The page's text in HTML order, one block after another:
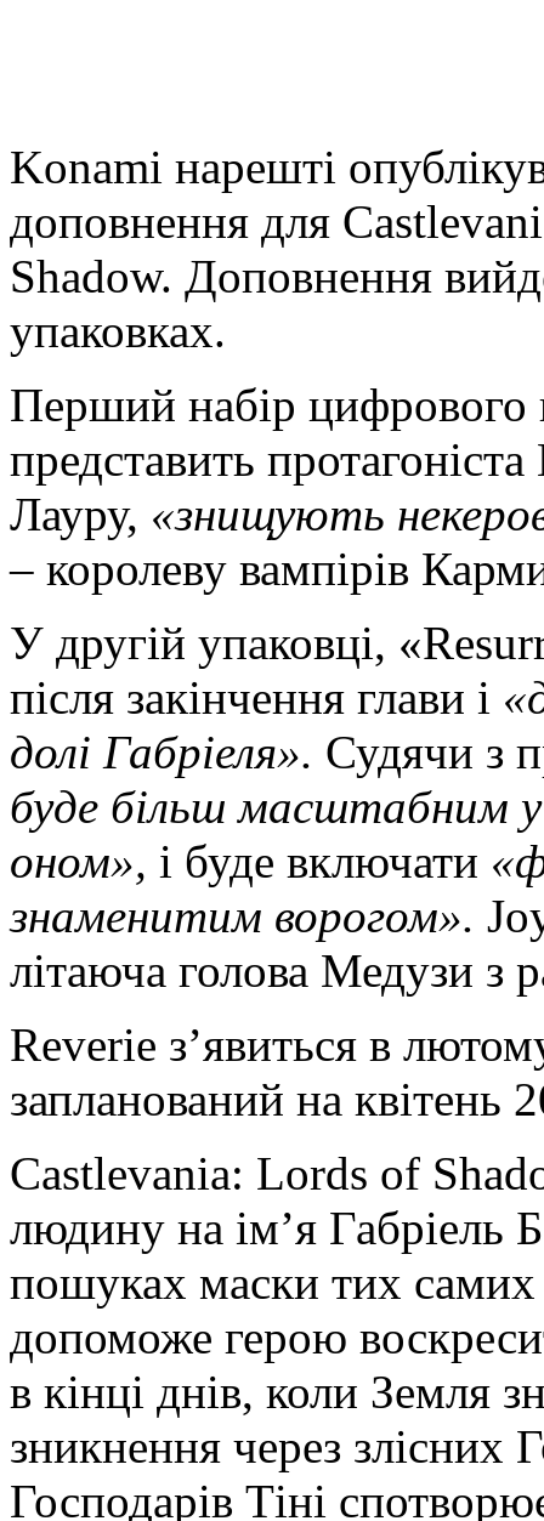
Konami нарешті
доповнення для
Shadow. Доповнення
упаковках.
Перший набір цифрового
представить
Лауру, «знищують
– королеву вампірів
У другій упаковці,
після закінчення глави і
долі Габріеля». Судячи з
буде більш масштабним
оном», і буде включати
знаменитим ворогом».
літаюча голова Медузи з
Reverie з’явиться в
запланований на квітень
Castlevania: Lords of
людину на ім’я Габріель
пошуках маски тих самих
допоможе герою
в кінці днів, коли Земля
зникнення через злісних
Господарів Тіні